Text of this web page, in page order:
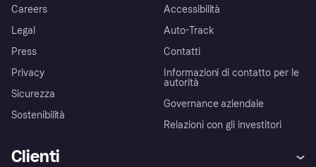
Careers
Legal
Press
Privacy
Sicurezza
Sostenibilità
Accessibilità
Auto-Track
Contatti
Informazioni di contatto per le
autorità
Governance aziendale
Relazioni con gli investitori
Clienti